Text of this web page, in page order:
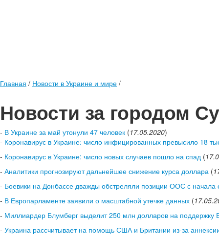
Главная / Новости в Украине и мире /
Новости за городом
- В Украине за май утонули 47 человек (17.05.2020)
- Коронавирус в Украине: число инфицированных превысило 18
- Коронавирус в Украине: число новых случаев пошло на спад (
- Аналитики прогнозируют дальнейшее снижение курса доллара (
- Боевики на Донбассе дважды обстреляли позиции ООС с начала
- В Европарламенте заявили о масштабной утечке данных (
- Миллиардер Блумберг выделит 250 млн долларов на
- Украина рассчитывает на помощь США и Британии из-за